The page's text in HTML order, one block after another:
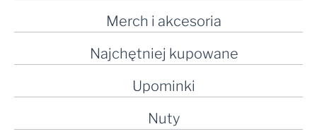
Merch i akcesoria
Najchętniej kupowane
Upominki
Nuty